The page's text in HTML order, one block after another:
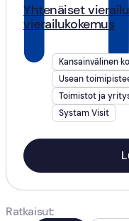
Yhtenäiset
vierailukokemus
Kansainvälinen
Usean
Toimistot ja
Systam Visit
Ratkaisut